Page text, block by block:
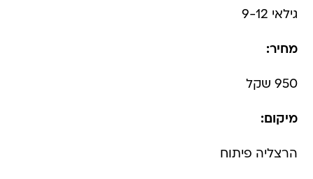
גילאי 9-12
מחיר:
950 שקל
מיקום:
הרצליה פיתוח